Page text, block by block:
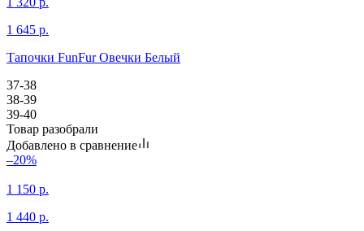
1 645 р.
Тапочки FunFur Овечки Белый
37-38
38-39
39-40
Товар разобрали
Добавлено в сравнение
–20%
1 150 р.
1 440 р.